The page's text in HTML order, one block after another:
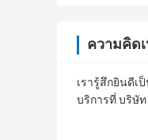
ความคิด
เรารู้สึกยินดีเ
บริการที่ บริษั